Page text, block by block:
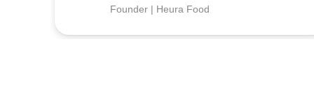
Founder | Heura Food